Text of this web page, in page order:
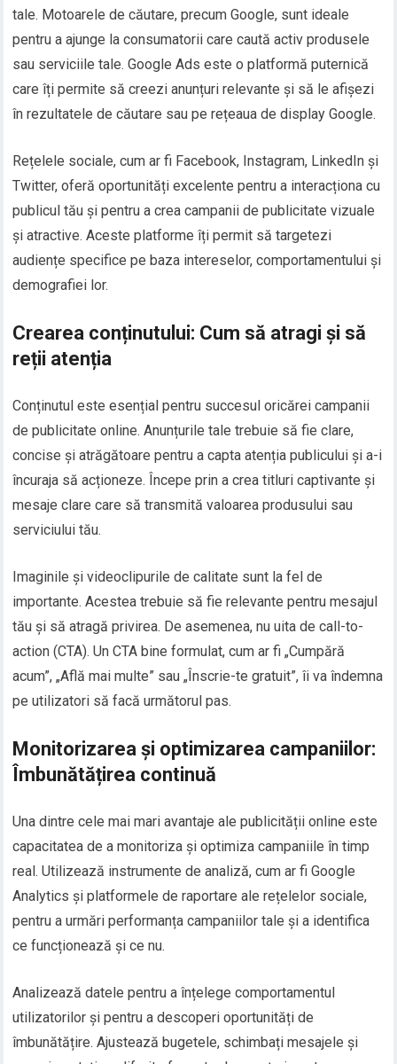
tale. Motoarele de căutare, precum Google, sunt ideale
pentru a ajunge la consumatorii care caută activ produsele
sau serviciile tale. Google Ads este o platformă puternică
care îți permite să creezi anunțuri relevante și să le afișezi
în rezultatele de căutare sau pe rețeaua de display Google.
Rețelele sociale, cum ar fi Facebook, Instagram, LinkedIn și
Twitter, oferă oportunități excelente pentru a interacționa cu
publicul tău și pentru a crea campanii de publicitate vizuale
și atractive. Aceste platforme îți permit să targetezi
audiențe specifice pe baza intereselor, comportamentului și
demografiei lor.
Crearea conținutului: Cum să atragi și să
reții atenția
Conținutul este esențial pentru succesul oricărei campanii
de publicitate online. Anunțurile tale trebuie să fie clare,
concise și atrăgătoare pentru a capta atenția publicului și a-i
încuraja să acționeze. Începe prin a crea titluri captivante și
mesaje clare care să transmită valoarea produsului sau
serviciului tău.
Imaginile și videoclipurile de calitate sunt la fel de
importante. Acestea trebuie să fie relevante pentru mesajul
tău și să atragă privirea. De asemenea, nu uita de call-to-
action (CTA). Un CTA bine formulat, cum ar fi „Cumpără
acum”, „Află mai multe” sau „Înscrie-te gratuit”, îi va îndemna
pe utilizatori să facă următorul pas.
Monitorizarea și optimizarea campaniilor:
Îmbunătățirea continuă
Una dintre cele mai mari avantaje ale publicității online este
capacitatea de a monitoriza și optimiza campaniile în timp
real. Utilizează instrumente de analiză, cum ar fi Google
Analytics și platformele de raportare ale rețelelor sociale,
pentru a urmări performanța campaniilor tale și a identifica
ce funcționează și ce nu.
Analizează datele pentru a înțelege comportamentul
utilizatorilor și pentru a descoperi oportunități de
îmbunătățire. Ajustează bugetele, schimbați mesajele și